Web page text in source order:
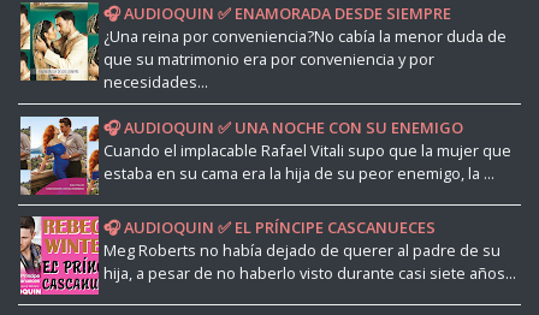
🎧 AUDIOQUIN ✅ ENAMORADA DESDE SIEMPRE
¿Una reina por conveniencia?No cabía la menor duda de
que su matrimonio era por conveniencia y por
necesidades...
🎧 AUDIOQUIN ✅ UNA NOCHE CON SU ENEMIGO
Cuando el implacable Rafael Vitali supo que la mujer que
estaba en su cama era la hija de su peor enemigo, la ...
🎧 AUDIOQUIN ✅ EL PRÍNCIPE CASCANUECES
Meg Roberts no había dejado de querer al padre de su
hija, a pesar de no haberlo visto durante casi siete años...